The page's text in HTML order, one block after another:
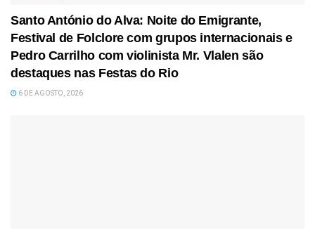
Santo António do Alva: Noite do Emigrante,
Festival de Folclore com grupos internacionais e
Pedro Carrilho com violinista Mr. Vlalen são
destaques nas Festas do Rio
6 DE AGOSTO, 2026